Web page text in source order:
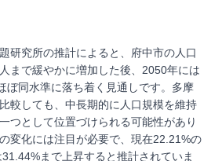
研究所の推計によると、府中市の人口
まで緩やかに増加した後、2050年には
ぼ同水準に落ち着く見通しです。多摩
較しても、中長期的に人口規模を維持
つとして位置づけられる可能性があり
変化には注目が必要で、現在22.21%の
まで上昇すると推計されていま